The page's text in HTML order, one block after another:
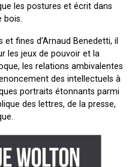
les postures et écrit dans
bois.
fines d’Arnaud Benedetti, il
les jeux de pouvoir et la
les relations ambivalentes
des intellectuels à
portraits étonnants parmi
des lettres, de la presse,